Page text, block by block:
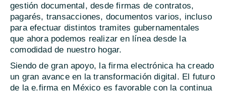
gestión documental, desde firmas de contratos,
pagarés, transacciones, documentos varios, incluso
para efectuar distintos tramites gubernamentales
que ahora podemos realizar en línea desde la
comodidad de nuestro hogar.
Siendo de gran apoyo, la firma electrónica ha creado
un gran avance en la transformación digital. El futuro
de la e.firma en México es favorable con la continua